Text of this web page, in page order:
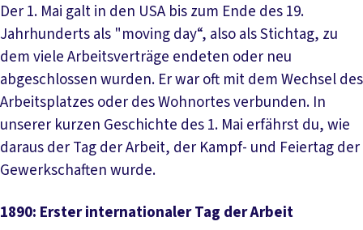
Der 1. Mai galt in den USA bis zum Ende des 19.
Jahrhunderts als "moving day“, also als Stichtag, zu
dem viele Arbeitsverträge endeten oder neu
abgeschlossen wurden. Er war oft mit dem Wechsel des
Arbeitsplatzes oder des Wohnortes verbunden. In
unserer kurzen Geschichte des 1. Mai erfährst du, wie
daraus der Tag der Arbeit, der Kampf- und Feiertag der
Gewerkschaften wurde.
1890: Erster internationaler Tag der Arbeit